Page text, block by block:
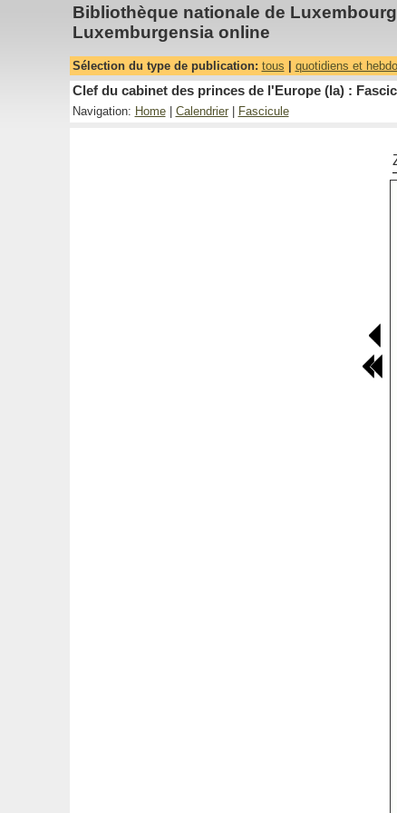
Bibliothèque nationale de Luxembourg
Luxemburgensia online
Sélection du type de publication: tous quotidiens et
Clef du cabinet des princes de l'Europe (la) :
Navigation: Home| Calendrier| Fascicule